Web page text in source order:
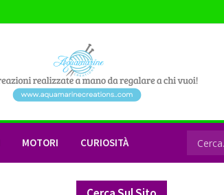
MOTORI CURIOSITÀ